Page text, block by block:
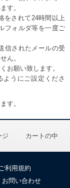
す。
をされて24時間以上
フォルダ等を一度ご
信されたメールの受
ん。
お願い致します。
ようにご設定くださ
す。
ジ カートの中
ご利用規約
お問い合わせ